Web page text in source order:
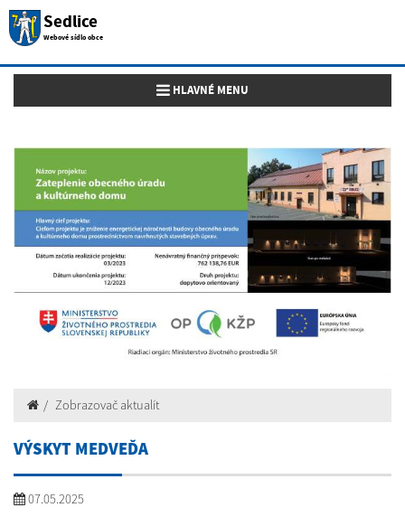
Sedlice
Webové sídlo obce
Toggle navigation
HLAVNÉ MENU
Zobrazovač aktualít
VÝSKYT MEDVEĎA
07.05.2025